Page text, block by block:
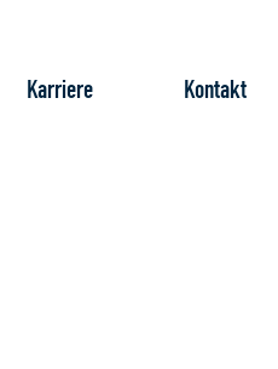
Karriere Kontakt